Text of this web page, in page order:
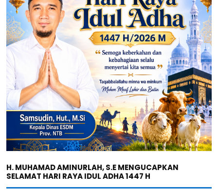
H. MUHAMAD AMINURLAH, S.E MENGUCAPKAN
SELAMAT HARI RAYA IDUL ADHA 1447 H